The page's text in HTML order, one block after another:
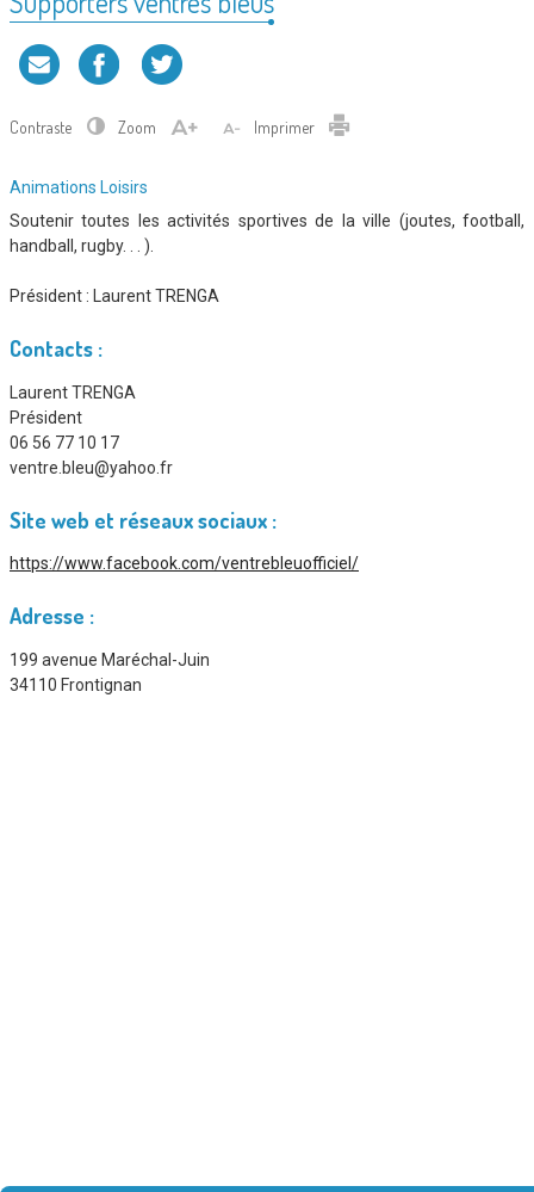
Contraste Zoom Imprimer
Type
d'association
:
Animations Loisirs
Soutenir toutes les activités sportives de la ville (joutes, football,
handball, rugby. . . ).
Président : Laurent TRENGA
Contacts :
Laurent TRENGA
Président
06 56 77 10 17
ventre.bleu@yahoo.fr
Site web et réseaux sociaux :
https://www.facebook.com/ventrebleuofficiel/
Adresse :
199 avenue Maréchal-Juin
34110 Frontignan